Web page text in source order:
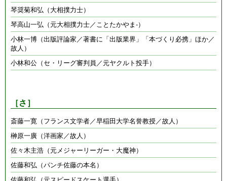
琴奨菊和弘（大相撲力士）
琴高山一弘（元大相撲力士／ことたかやま-）
小林一博（出版評論家／著書に「出版業界」「本づくり必携」ほか／
故人）
小林和公（セ・リーグ審判員／元ヤクルト投手）
［さ］
斎藤一寛（フランス文学者／早稲田大学名誉教授／故人）
榊原一廣（洋画家／故人）
佐々木主浩（元メジャーリーガー・大魔神）
佐藤和弘（パンチ佐藤の本名）